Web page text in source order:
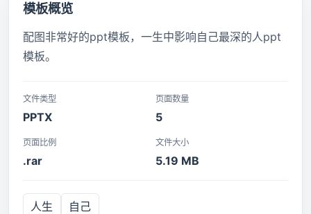
模板概览
配图非常好的ppt模板，一生中影响自己最深的人ppt
模板。
文件类型
PPTX
页面数量
5
页面比例
.rar
文件大小
5.19 MB
人生 自己